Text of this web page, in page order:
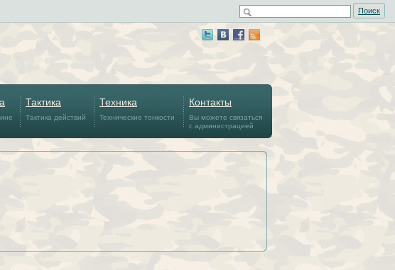
Поиск
Тактика
Тактика действий
Техника
Технические тонкости
Контакты
Вы можете связаться
с администрацией